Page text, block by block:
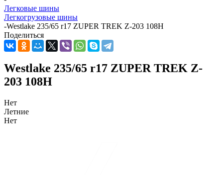
Легковые шины
Легкогрузовые шины
-Westlake 235/65 r17 ZUPER TREK Z-203 108H
Поделиться
Westlake 235/65 r17 ZUPER TREK Z-
203 108H
Нет
Летние
Нет